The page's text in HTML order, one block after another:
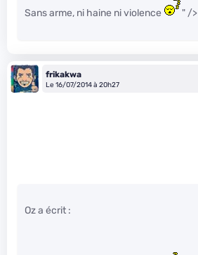
Sans arme, ni haine ni violence " />
frikakwa
Le 16/07/2014 à 20h27
Oz a écrit :